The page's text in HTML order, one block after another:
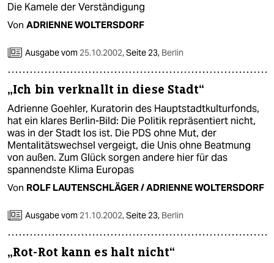
Die Kamele der Verständigung
Von ADRIENNE WOLTERSDORF
Ausgabe vom 25.10.2002,Seite 23, Berlin
„Ich bin verknallt in diese Stadt“
Adrienne Goehler, Kuratorin des Hauptstadtkulturfonds,
hat ein klares Berlin-Bild: Die Politik repräsentiert nicht,
was in der Stadt los ist. Die PDS ohne Mut, der
Mentalitätswechsel vergeigt, die Unis ohne Beatmung
von außen. Zum Glück sorgen andere hier für das
spannendste Klima Europas
Von ROLF LAUTENSCHLÄGER / ADRIENNE WOLTERSDORF
Ausgabe vom 21.10.2002,Seite 23, Berlin
„Rot-Rot kann es halt nicht“